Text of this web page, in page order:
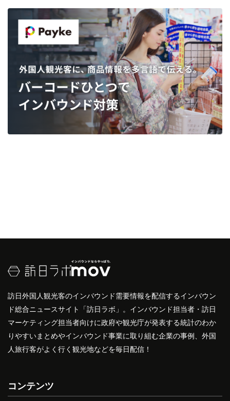
訪日外国人観光客のインバウンド需要情報を配信するインバウン
ド総合ニュースサイト「訪日ラボ」。インバウンド担当者・訪日
マーケティング担当者向けに政府や観光庁が発表する統計のわか
りやすいまとめやインバウンド事業に取り組む企業の事例、外国
人旅行客がよく行く観光地などを毎日配信！
コンテンツ